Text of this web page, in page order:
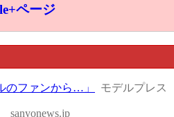
ページ
のファンから…」 モデルプレス
sanyonews.jp